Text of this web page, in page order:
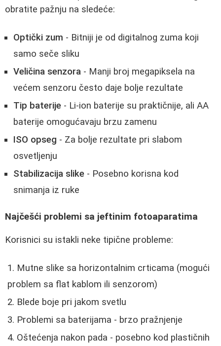
obratite pažnju na sledeće:
Optički zum - Bitniji je od digitalnog zuma koji
samo seče sliku
Veličina senzora - Manji broj megapiksela na
većem senzoru često daje bolje rezultate
Tip baterije - Li-ion baterije su praktičnije, ali AA
baterije omogućavaju brzu zamenu
ISO opseg - Za bolje rezultate pri slabom
osvetljenju
Stabilizacija slike - Posebno korisna kod
snimanja iz ruke
Najčešći problemi sa jeftinim fotoaparatima
Korisnici su istakli neke tipične probleme:
Mutne slike sa horizontalnim crticama (mogući
problem sa flat kablom ili senzorom)
Blede boje pri jakom svetlu
Problemi sa baterijama - brzo pražnjenje
Oštećenja nakon pada - posebno kod plastičnih